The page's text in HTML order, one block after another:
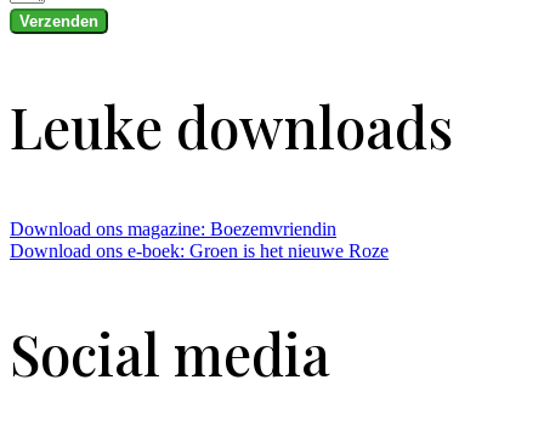
Verzenden
Leuke downloads
Download ons magazine: Boezemvriendin
Download ons e-boek: Groen is het nieuwe Roze
Social media